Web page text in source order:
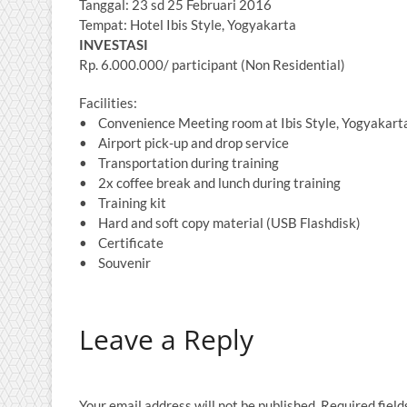
Tanggal: 23 sd 25 Februari 2016
Tempat: Hotel Ibis Style, Yogyakarta
INVESTASI
Rp. 6.000.000/ participant (Non Residential)
Facilities:
• Convenience Meeting room at Ibis Style,
• Airport pick-up and drop service
• Transportation during training
• 2x coffee break and lunch during training
• Training kit
• Hard and soft copy material (USB Flashdisk)
• Certificate
• Souvenir
Leave a Reply